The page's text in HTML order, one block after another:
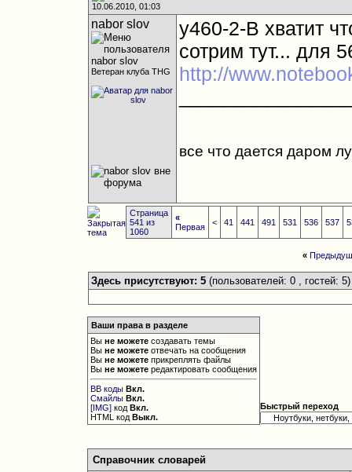
10.06.2010, 01:03
nabor slov
Ветеран клуба THG
y460-2-B хватит
сотрим тут... для
http://
все что дается даром
Страница
541 из
1060
«
Первая
< 41 441 491 531 536 537
«
Здесь присутствуют: 5 (пользователей: 0 , гостей: 5)
Ваши права в разделе
Выне можете создавать темы
Выне можете отвечать на сообщения
Выне можете прикреплять файлы
Выне можете редактировать сообщения
BB коды Вкл.
Смайлы Вкл.
[IMG] кодВкл.
HTML кодВыкл.
Быстрый переход
Справочник словарей